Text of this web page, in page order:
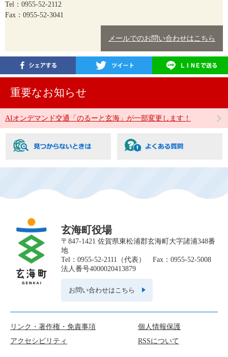
Tel：0955-52-2112
Fax：0955-52-3041
メールでのお問い合わせはこちら
重要なお知らせ
AIオンデマンド交通「のるーと玄海」が一部変更します！
玄海町役場
〒847-1421 佐賀県東松浦郡玄海町大字諸浦348番
地
Tel：0955-52-2111（代表） Fax：0955-52-5008
法人番号4000020413879
お問い合わせはこちら
リンク・著作権・免責事項
個人情報保護
アクセシビリティ
RSSについて